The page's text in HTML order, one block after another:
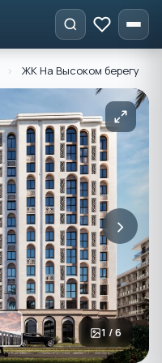
› ЖК На Высоком берегу
›
1 / 6